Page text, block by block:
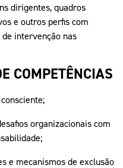
dirigentes, quadros
e outros perfis com
intervenção nas
COMPETÊNCIAS
organizacionais com
e mecanismos de exclusão